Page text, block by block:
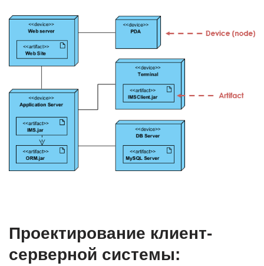
Проектирование клиент-
серверной системы: